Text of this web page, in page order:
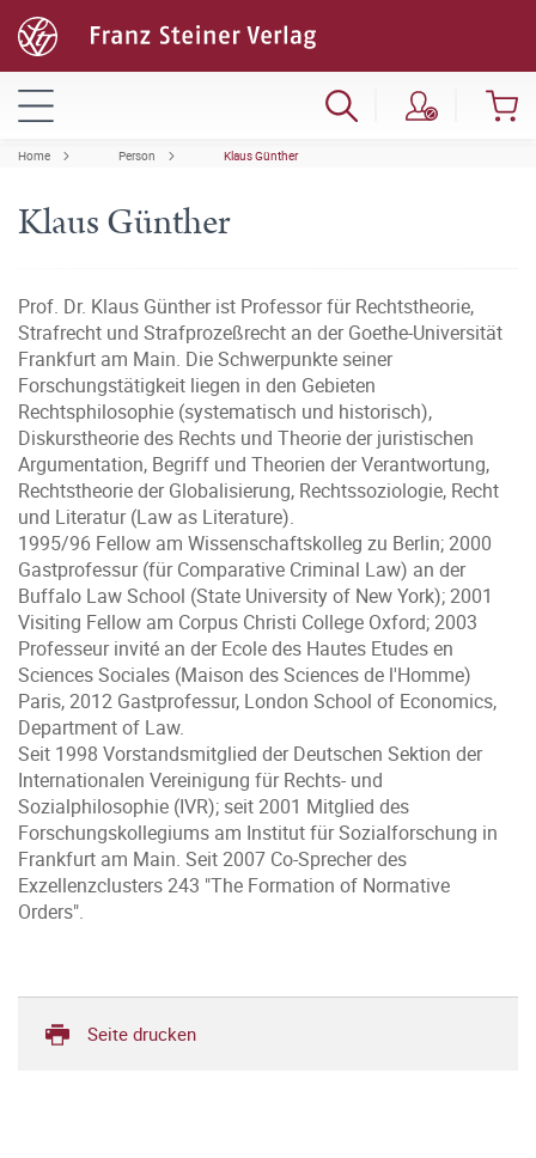
Home Person Klaus Günther
Klaus Günther
Prof. Dr. Klaus Günther ist Professor für Rechtstheorie,
Strafrecht und Strafprozeßrecht an der Goethe-Universität
Frankfurt am Main. Die Schwerpunkte seiner
Forschungstätigkeit liegen in den Gebieten
Rechtsphilosophie (systematisch und historisch),
Diskurstheorie des Rechts und Theorie der juristischen
Argumentation, Begriff und Theorien der Verantwortung,
Rechtstheorie der Globalisierung, Rechtssoziologie, Recht
und Literatur (Law as Literature).
1995/96 Fellow am Wissenschaftskolleg zu Berlin; 2000
Gastprofessur (für Comparative Criminal Law) an der
Buffalo Law School (State University of New York); 2001
Visiting Fellow am Corpus Christi College Oxford; 2003
Professeur invité an der Ecole des Hautes Etudes en
Sciences Sociales (Maison des Sciences de l'Homme)
Paris, 2012 Gastprofessur, London School of Economics,
Department of Law.
Seit 1998 Vorstandsmitglied der Deutschen Sektion der
Internationalen Vereinigung für Rechts- und
Sozialphilosophie (IVR); seit 2001 Mitglied des
Forschungskollegiums am Institut für Sozialforschung in
Frankfurt am Main. Seit 2007 Co-Sprecher des
Exzellenzclusters 243 "The Formation of Normative
Orders".
Seite drucken